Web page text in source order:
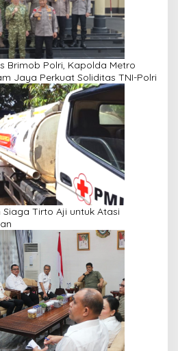
Brimob Polri, Kapolda Metro
Jaya Perkuat Soliditas TNI-Polri
Siaga Tirto Aji untuk Atasi